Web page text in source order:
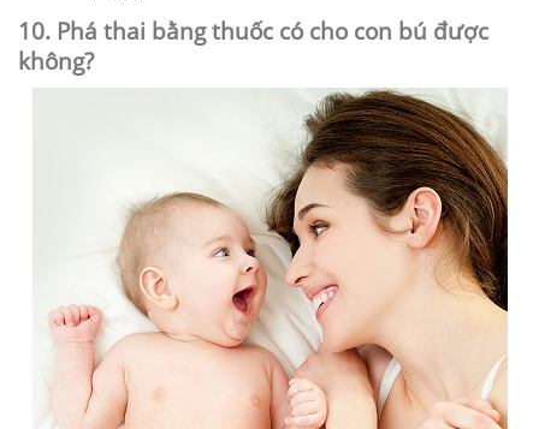
10. Phá thai bằng thuốc có cho con bú được
không?